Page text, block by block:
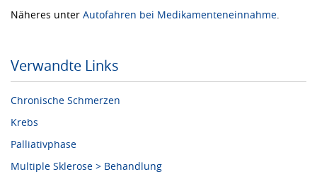
Näheres unter Autofahren bei Medikamenteneinnahme
Verwandte Links
Chronische Schmerzen
Krebs
Palliativphase
Multiple Sklerose > Behandlung